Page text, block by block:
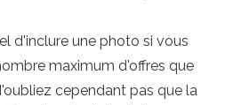
d'inclure une photo si vous
maximum d'offres que
cependant pas que la